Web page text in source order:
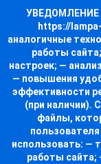
УВЕДОМЛЕНИЕ
https://
аналогичные
работы
настроек; —
— повышения
эффективности
(при наличии).
файлы,
использовать: —
работы сайта;